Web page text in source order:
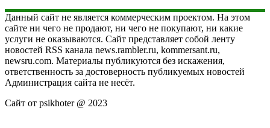
Данный сайт не является коммерческим проектом. На этом
сайте ни чего не продают, ни чего не покупают, ни какие
услуги не оказываются. Сайт представляет собой ленту
новостей RSS канала news.rambler.ru, kommersant.ru,
newsru.com. Материалы публикуются без искажения,
ответственность за достоверность публикуемых новостей
Администрация сайта не несёт.
Сайт от psikhoter @ 2023